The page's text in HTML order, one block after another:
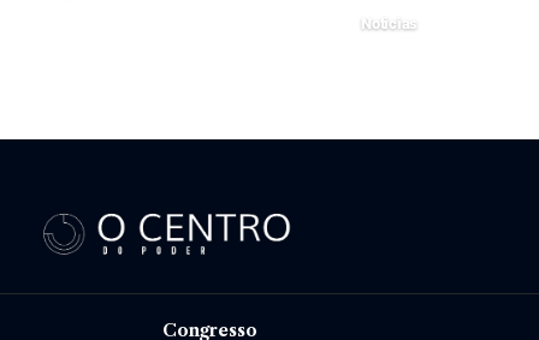
Noticias
Congresso